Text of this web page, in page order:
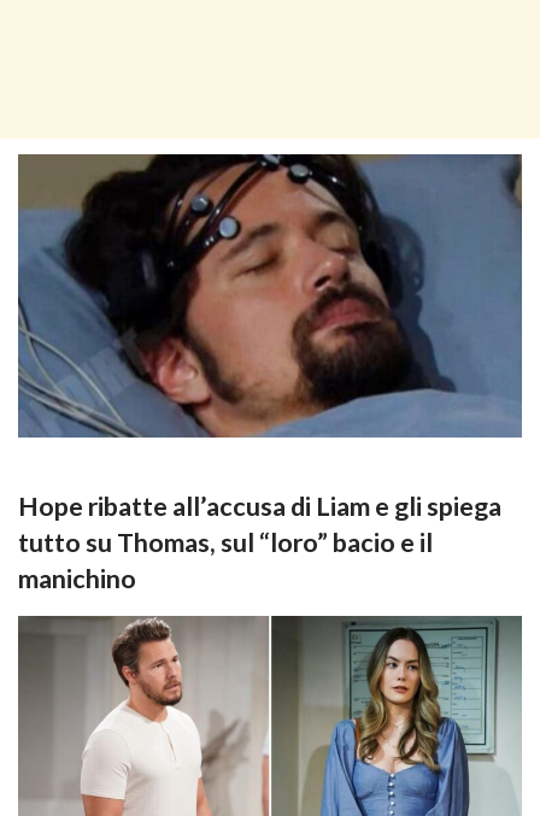
Hope ribatte all’accusa di Liam e gli spiega
tutto su Thomas, sul “loro” bacio e il
manichino